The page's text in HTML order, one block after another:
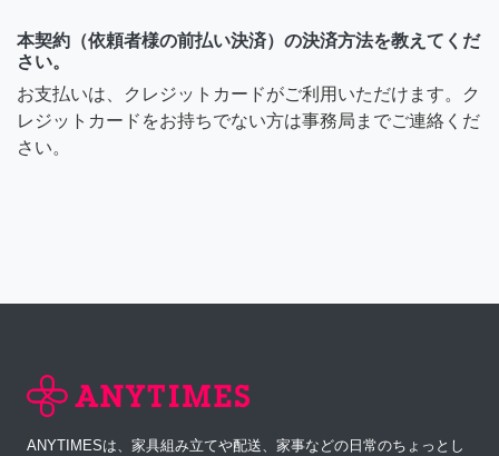
本契約（依頼者様の前払い決済）の決済方法を教えてくだ
さい。
お支払いは、クレジットカードがご利用いただけます。ク
レジットカードをお持ちでない方は事務局までご連絡くだ
さい。
ANYTIMESは、家具組み立てや配送、家事などの日常のちょっとし